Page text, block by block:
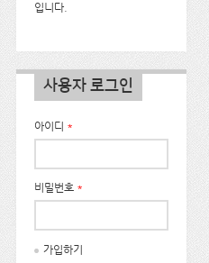
입니다.
사용자 로그인
아이디 *
비밀번호 *
가입하기